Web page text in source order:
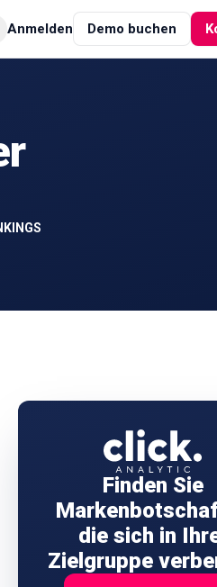
Anmelden Demo buchen
Finden Sie
die sich in
Zielgruppe